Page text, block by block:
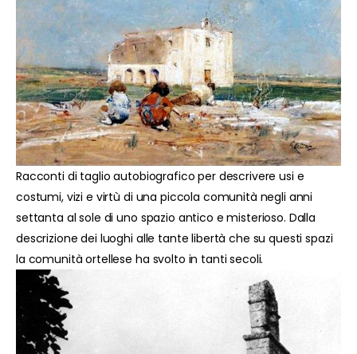
Racconti di taglio autobiografico per descrivere usi e
costumi, vizi e virtù di una piccola comunità negli anni
settanta al sole di uno spazio antico e misterioso. Dalla
descrizione dei luoghi alle tante libertà che su questi spazi
la comunità ortellese ha svolto in tanti secoli.